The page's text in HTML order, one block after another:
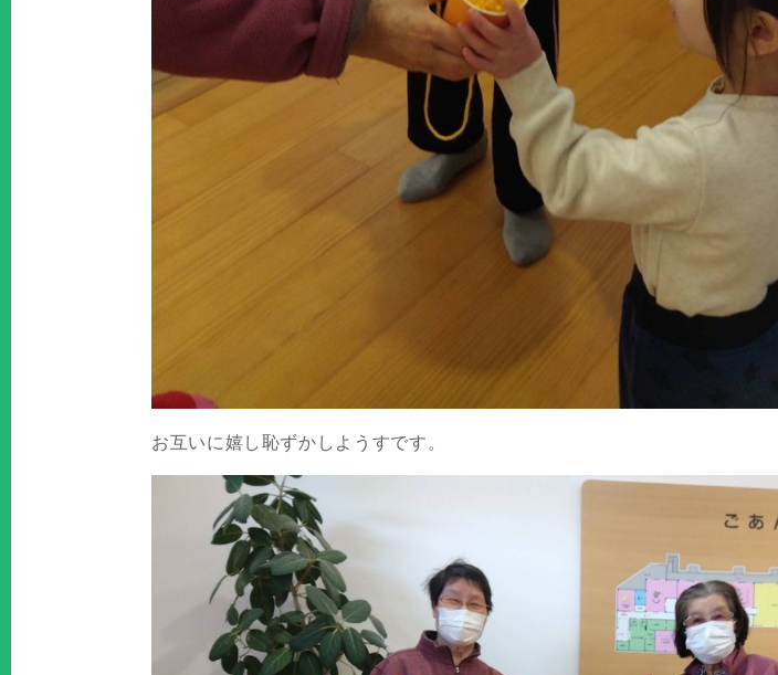
お互いに嬉し恥ずかしようすです。